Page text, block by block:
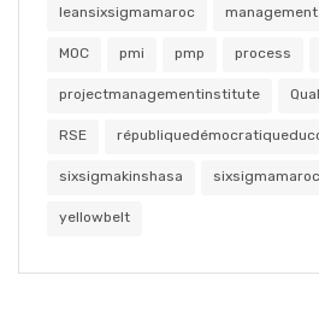
leansixsigmamaroc management
MOC pmi pmp process
projectmanagementinstitute
RSE
sixsigmakinshasa sixsigmamaroc
yellowbelt